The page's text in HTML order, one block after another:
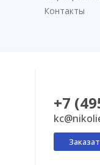
Контакты
+7